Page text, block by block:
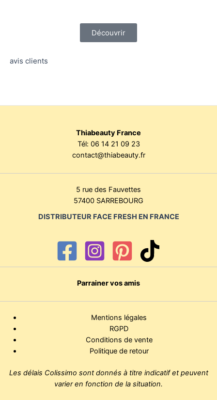
Découvrir
avis clients
Thiabeauty France
Tél: 06 14 21 09 23
contact@thiabeauty.fr
5 rue des Fauvettes
57400 SARREBOURG
DISTRIBUTEUR FACE FRESH EN FRANCE
Parrainer vos amis
Mentions légales
RGPD
Conditions de vente
Politique de retour
Les délais Colissimo sont donnés à titre indicatif et peuvent
varier en fonction de la situation.